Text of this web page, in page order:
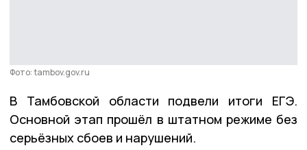
Фото: tambov.gov.ru
В Тамбовской области подвели итоги ЕГЭ.
Основной этап прошёл в штатном режиме без
серьёзных сбоев и нарушений.